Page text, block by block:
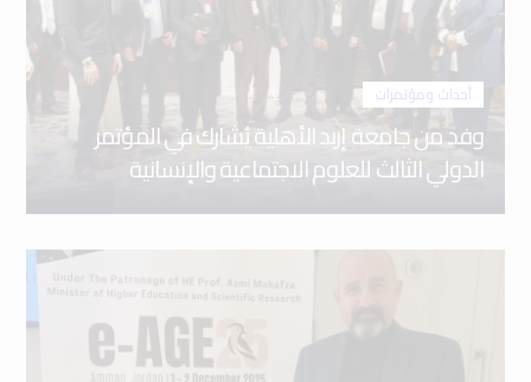
أحداث ومؤتمرات
وفد من جامعة إربد الأهلية يُشارك في المؤتمر
الدولي الثالث للعلوم الاجتماعية والإنسانية